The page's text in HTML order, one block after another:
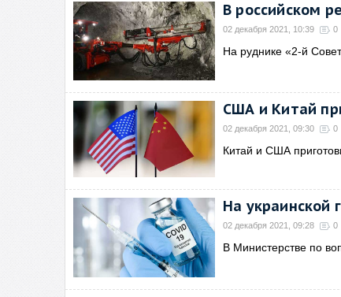
В российском
02 декабря 2021, 10:39 0
На руднике «2-й
США и Китай
02 декабря 2021, 09:30 0
Китай и США
На украинской
02 декабря 2021, 09:28 0
В Министерстве по